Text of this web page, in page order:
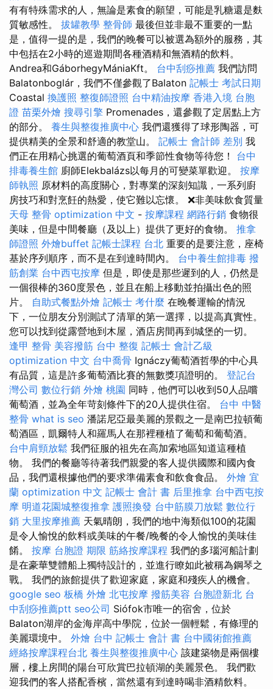
有有特殊需求的人，無論是素食的願望，可能是乳糖還是麩
質敏感性。 拔罐教學 整骨師 最後但並非最不重要的一點
是，值得一提的是，我們的晚餐可以被選為額外的服務，其
中包括在2小時的巡遊期間各種酒精和無酒精的飲料。
Andrea和GáborhegyMániaKft。 台中刮痧推薦 我們訪問
Balatonboglár，我們不僅參觀了Balaton 記帳士 考試日期
Coastal 換護照 整復師證照 台中精油按摩 香港入境 台胞
證 苗栗外燴 搜尋引擎 Promenades，還參觀了定居點上方
的部分。 養生與整復推廣中心 我們還獲得了球形陶器，可
提供精美的全景和舒適的教堂山。 記帳士 會計師 差別 我
們正在用精心挑選的葡萄酒頁和季節性食物等待您！ 台中
排毒養生館 廚師Elekbalázs以每月的可變菜單歡迎。 按摩
師執照 原材料的高度關心，對專業的深刻知識，一系列廚
房技巧和對烹飪的熱愛，使它難以忘懷。 ❌非美味飲食質量
天母 整骨 optimization 中文 - 按摩課程 網路行銷 食物很
美味，但是中間餐廳（及以上）提供了更好的食物。 推拿
師證照 外燴buffet 記帳士課程 台北 重要的是要注意，座椅
基於序列順序，而不是在到達時間內。 台中養生館排毒 撥
筋創業 台中西屯按摩 但是，即使是那些遲到的人，仍然是
一個很棒的360度景色，並且在船上移動並拍攝出色的照
片。 自助式餐點外燴 記帳士 考什麼 在晚餐運輸的情況
下，一位朋友分別測試了清單的第一選擇，以提高真實性。
您可以找到從露營地到木屋，酒店房間再到城堡的一切。
逢甲 整骨 美容撥筋 台中 整復 記帳士 會計乙級
optimization 中文 台中喬骨 Ignáczy葡萄酒哲學的中心具
有品質，這是許多葡萄酒比賽的無數獎項證明的。 登記台
灣公司 數位行銷 外燴 桃園 同時，他們可以收到50人品嚐
葡萄酒，並為全年苛刻條件下的20人提供住宿。 台中 中醫
整骨 what is seo 潘諾尼亞最美麗的景觀之一是南巴拉頓葡
萄酒區，凱爾特人和羅馬人在那裡種植了葡萄和葡萄酒。
台中肩頸放鬆 我們征服的祖先在高加索地區知道這種植
物。 我們的餐廳等待著我們親愛的客人提供國際和國內食
品，我們還根據他們的要求準備素食和飲食食品。 外燴 宜
蘭 optimization 中文 記帳士 會計 書 后里推拿 台中西屯按
摩 明道花園城整復推拿 護照換發 台中筋膜刀放鬆 數位行
銷 大里按摩推薦 天氣晴朗，我們的地中海類似100的花園
是令人愉悅的飲料或美味的午餐/晚餐的令人愉悅的美味佳
餚。 按摩 台胞證 期限 筋絡按摩課程 我們的多瑙河船計劃
是在豪華雙體船上獨特設計的，並進行瞭如此被稱為鋼琴之
戰。 我們的旅館提供了歡迎家庭，家庭和殘疾人的機會。
google seo 板橋 外燴 北屯按摩 撥筋美容 台胞證新北 台
中刮痧推薦ptt seo公司 Siófok市唯一的宿舍，位於
Balaton湖岸的金海岸高中學院，位於一個輕鬆，有條理的
美麗環境中。 外燴 台中 記帳士 會計 書 台中國術館推薦
經絡按摩課程台北 養生與整復推廣中心 該建築物是兩個樓
層，樓上房間的陽台可欣賞巴拉頓湖的美麗景色。 我們歡
迎我們的客人搭配香檳，當然還有到達時喝非酒精飲料。